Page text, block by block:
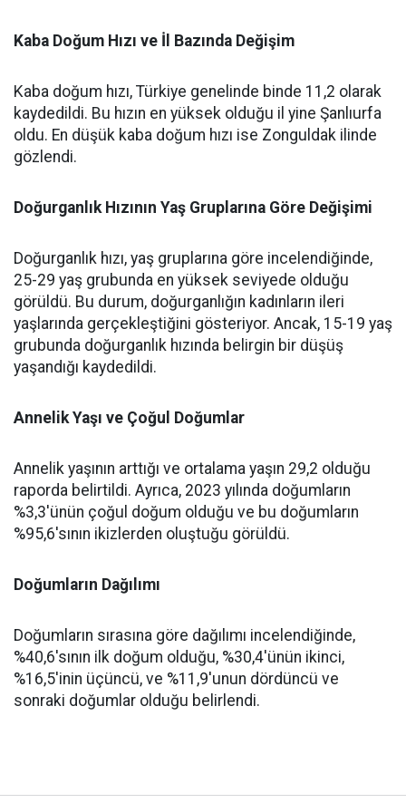
Kaba Doğum Hızı ve İl Bazında Değişim
Kaba doğum hızı, Türkiye genelinde binde 11,2 olarak
kaydedildi. Bu hızın en yüksek olduğu il yine Şanlıurfa
oldu. En düşük kaba doğum hızı ise Zonguldak ilinde
gözlendi.
Doğurganlık Hızının Yaş Gruplarına Göre Değişimi
Doğurganlık hızı, yaş gruplarına göre incelendiğinde,
25-29 yaş grubunda en yüksek seviyede olduğu
görüldü. Bu durum, doğurganlığın kadınların ileri
yaşlarında gerçekleştiğini gösteriyor. Ancak, 15-19 yaş
grubunda doğurganlık hızında belirgin bir düşüş
yaşandığı kaydedildi.
Annelik Yaşı ve Çoğul Doğumlar
Annelik yaşının arttığı ve ortalama yaşın 29,2 olduğu
raporda belirtildi. Ayrıca, 2023 yılında doğumların
%3,3'ünün çoğul doğum olduğu ve bu doğumların
%95,6'sının ikizlerden oluştuğu görüldü.
Doğumların Dağılımı
Doğumların sırasına göre dağılımı incelendiğinde,
%40,6'sının ilk doğum olduğu, %30,4'ünün ikinci,
%16,5'inin üçüncü, ve %11,9'unun dördüncü ve
sonraki doğumlar olduğu belirlendi.